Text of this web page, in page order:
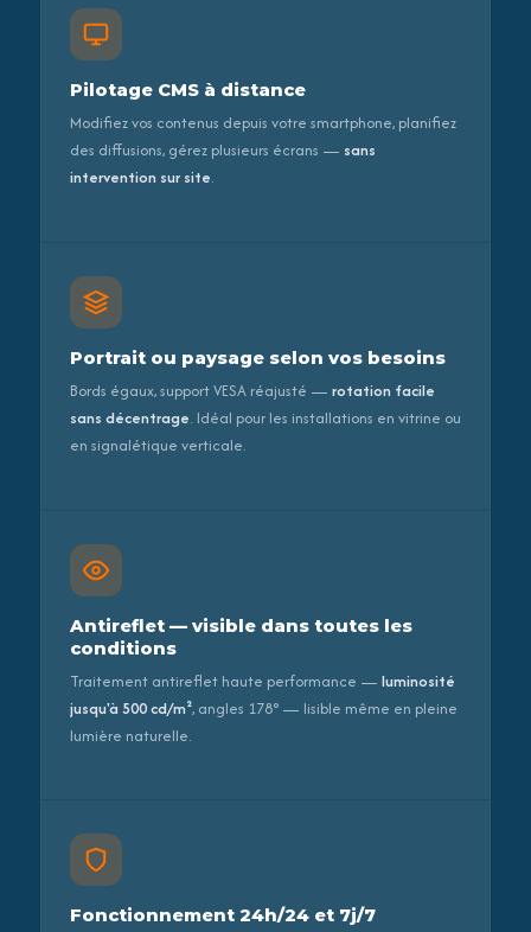
Pilotage CMS à distance
Modifiez vos contenus depuis votre smartphone, planifiez
des diffusions, gérez plusieurs écrans — sans
intervention sur site.
Portrait ou paysage selon vos besoins
Bords égaux, support VESA réajusté — rotation facile
sans décentrage. Idéal pour les installations en vitrine ou
en signalétique verticale.
Antireflet — visible dans toutes les
conditions
Traitement antireflet haute performance — luminosité
jusqu'à 500 cd/m², angles 178° — lisible même en pleine
lumière naturelle.
Fonctionnement 24h/24 et 7j/7